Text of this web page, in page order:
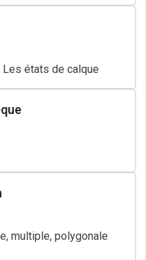
états de calque
multiple, polygonale